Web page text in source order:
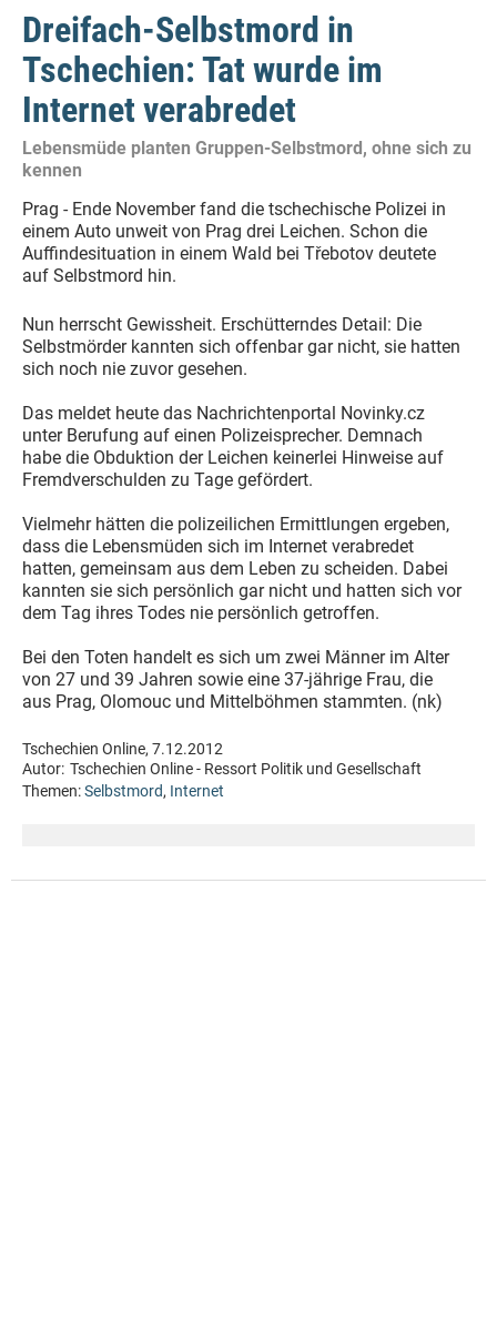
Dreifach-Selbstmord in
Tschechien: Tat wurde im
Internet verabredet
Lebensmüde planten Gruppen-Selbstmord, ohne sich zu
kennen
Prag - Ende November fand die tschechische Polizei in
einem Auto unweit von Prag drei Leichen. Schon die
Auffindesituation in einem Wald bei Třebotov deutete
auf Selbstmord hin.
Nun herrscht Gewissheit. Erschütterndes Detail: Die
Selbstmörder kannten sich offenbar gar nicht, sie hatten
sich noch nie zuvor gesehen.
Das meldet heute das Nachrichtenportal Novinky.cz
unter Berufung auf einen Polizeisprecher. Demnach
habe die Obduktion der Leichen keinerlei Hinweise auf
Fremdverschulden zu Tage gefördert.
Vielmehr hätten die polizeilichen Ermittlungen ergeben,
dass die Lebensmüden sich im Internet verabredet
hatten, gemeinsam aus dem Leben zu scheiden. Dabei
kannten sie sich persönlich gar nicht und hatten sich vor
dem Tag ihres Todes nie persönlich getroffen.
Bei den Toten handelt es sich um zwei Männer im Alter
von 27 und 39 Jahren sowie eine 37-jährige Frau, die
aus Prag, Olomouc und Mittelböhmen stammten. (nk)
Tschechien Online, 7.12.2012
Autor: Tschechien Online - Ressort Politik und Gesellschaft
Themen:Selbstmord, Internet